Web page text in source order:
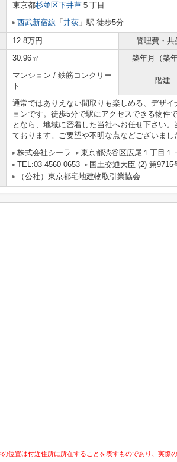
東京都杉並区下井草 ５丁目
西武新宿線 「 井荻 」駅 徒歩5分
12.8万円
管理費・共
30.96㎡ 築年月（築
マンション / 鉄筋コンクリー
ト
階建
通常ではありえない間取りも楽しめる、デザ
ョンです。徒歩5分で駅にアクセスできる物件
となら、地域に密着した当社へお任せ下さい
ております。ご要望や不明な点などございま
株式会社シーラ
東京都渋谷区広尾１丁目１
TEL:03-4560-0653
国土交通大臣 (2) 第9715
（公社）東京都宅地建物取引業協会
位置は付近住所に所在することを表すものであり、実際